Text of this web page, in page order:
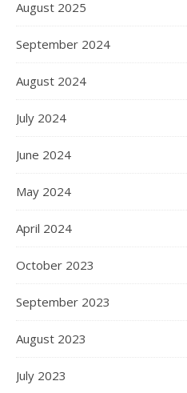
August 2025
September 2024
August 2024
July 2024
June 2024
May 2024
April 2024
October 2023
September 2023
August 2023
July 2023